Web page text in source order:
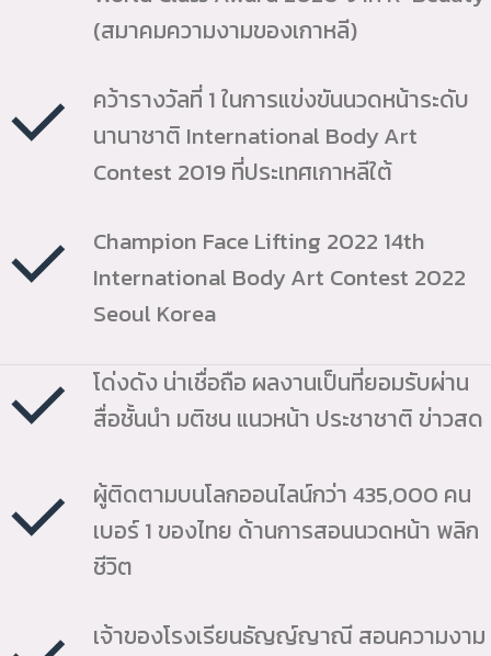
(สมาคมความงามของเกาหลี)
คว้ารางวัลที่ 1 ในการแข่งขันนวดหน้าระดับ
นานาชาติ International Body Art
Contest 2019 ที่ประเทศเกาหลีใต้
Champion Face Lifting 2022 14th
International Body Art Contest 2022
Seoul Korea
โด่งดัง น่าเชื่อถือ ผลงานเป็นที่ยอมรับผ่าน
สื่อชั้นนำ มติชน แนวหน้า ประชาชาติ ข่าวสด
ผู้ติดตามบนโลกออนไลน์กว่า 435,000 คน
เบอร์ 1 ของไทย ด้านการสอนนวดหน้า พลิก
ชีวิต
เจ้าของโรงเรียนธัญญ์ญาณี สอนความงาม